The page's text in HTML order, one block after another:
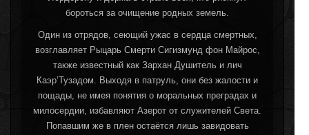
бороться за очищение родных земель.
Один из отрядов, сеющий ужас в сердца смертных,
возглавляет Рыцарь Смерти Сигизмунд фон Майрос,
также известный как Зархан Душитель и лич
Каэр’Тузадом. Выходя в патруль, они без жалости и
пощады, не имея понятия о моральных преградах и
милосердии, избавляют Азерот от служителей Света.
Попавшим же в плен остаётся лишь завидовать